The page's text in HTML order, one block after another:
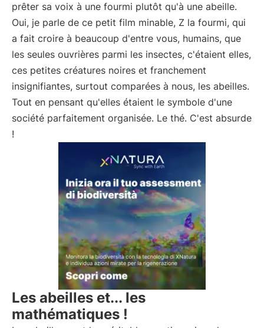
prêter sa voix à une fourmi plutôt qu'à une abeille.
Oui, je parle de ce petit film minable, Z la fourmi, qui
a fait croire à beaucoup d'entre vous, humains, que
les seules ouvrières parmi les insectes, c'étaient elles,
ces petites créatures noires et franchement
insignifiantes, surtout comparées à nous, les abeilles.
Tout en pensant qu'elles étaient le symbole d'une
société parfaitement organisée. Le thé. C'est absurde
!
Les abeilles et... les
mathématiques !